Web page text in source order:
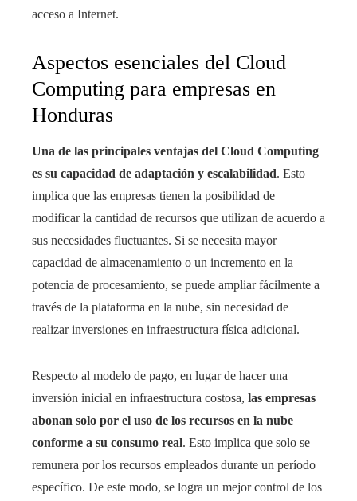
acceso a Internet.
Aspectos esenciales del Cloud
Computing para empresas en
Honduras
Una de las principales ventajas del Cloud Computing
es su capacidad de adaptación y escalabilidad. Esto
implica que las empresas tienen la posibilidad de
modificar la cantidad de recursos que utilizan de acuerdo a
sus necesidades fluctuantes. Si se necesita mayor
capacidad de almacenamiento o un incremento en la
potencia de procesamiento, se puede ampliar fácilmente a
través de la plataforma en la nube, sin necesidad de
realizar inversiones en infraestructura física adicional.
Respecto al modelo de pago, en lugar de hacer una
inversión inicial en infraestructura costosa, las empresas
abonan solo por el uso de los recursos en la nube
conforme a su consumo real. Esto implica que solo se
remunera por los recursos empleados durante un período
específico. De este modo, se logra un mejor control de los